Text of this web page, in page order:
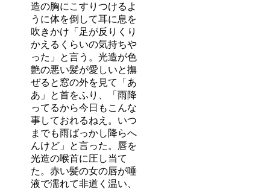
造の胸にこすりつけるよ
うに体を倒して耳に息を
吹きかけ「足が反りくり
かえるくらいの気持ちや
った」と言う。光造が色
艶の悪い髪が愛しいと撫
ぜると窓の外を見て「あ
あ」と首をふり、「雨降
ってるから今日もこんな
事しておれるねえ。いつ
までも雨ばっかし降らへ
んけど」と言った。唇を
光造の喉首に圧し当て
た。赤い髪の女の唇が唾
液で濡れて非道く温い、